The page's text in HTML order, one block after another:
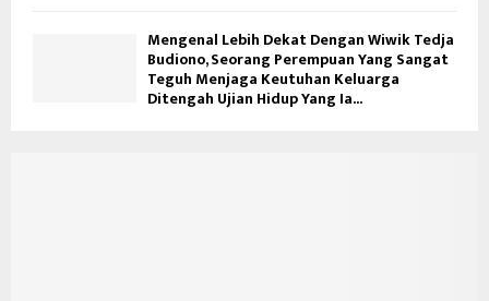
Mengenal Lebih Dekat Dengan Wiwik Tedja
Budiono, Seorang Perempuan Yang Sangat
Teguh Menjaga Keutuhan Keluarga
Ditengah Ujian Hidup Yang Ia...